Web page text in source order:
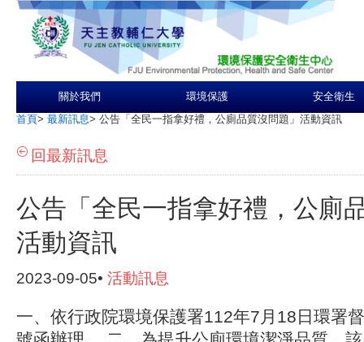
關於我們 環境保護 安全衛生
首頁> 最新訊息> 公告「全民一指拿好禮，公廁品質沒問題」活動資訊
回最新訊息
公告「全民一指拿好禮，公廁
活動資訊
2023-09-05• 活動訊息
一、依行政院環境保護署112年7月18日環署